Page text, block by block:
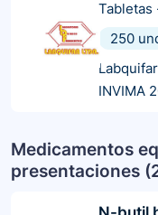
Tabletas
250
Labquifar
INVIMA
Medicamentos
presentaciones (